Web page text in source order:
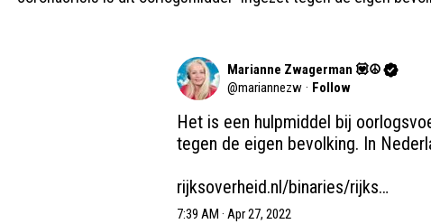
Marianne Zwagerman 💟☮️
@mariannezw · Follow
Het is een hulpmiddel bij
tegen de eigen bevolking. In
rijksoverheid.nl/binaries/rijks…
7:39 AM · Apr 27, 2022